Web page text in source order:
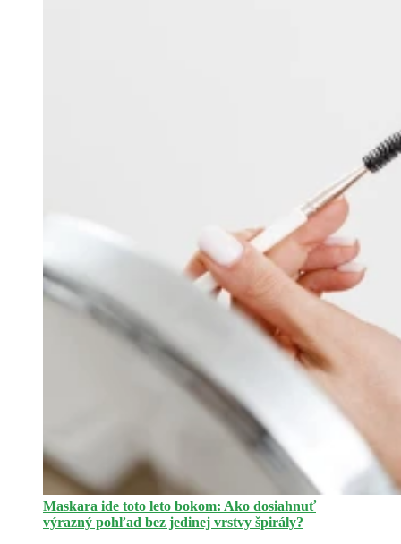
Maskara ide toto leto bokom: Ako dosiahnuť
výrazný pohľad bez jedinej vrstvy špirály?